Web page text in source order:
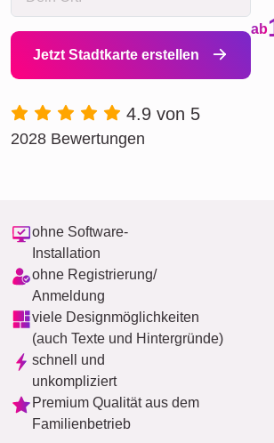
Jetzt Stadtkarte erstellen
ab
4.9 von 5
2028 Bewertungen
ohne Software-
Installation
ohne Registrierung/
Anmeldung
viele Designmöglichkeiten
(auch Texte und Hintergründe)
schnell und
unkompliziert
Premium Qualität aus dem
Familienbetrieb